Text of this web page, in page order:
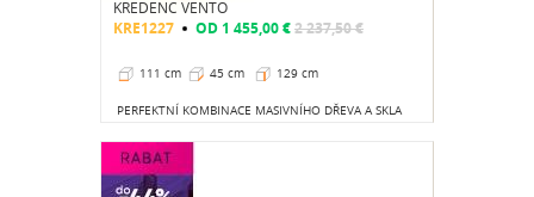
KREDENC VENTO
KRE1227 OD1 455,00 €2 237,50 €
111 cm 45 cm 129 cm
PERFEKTNÍ KOMBINACE MASIVNÍHO DŘEVA A SKLA